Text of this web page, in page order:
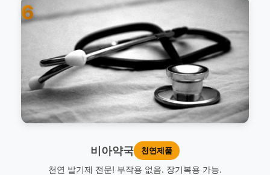
6
비아약국 천연제품
천연 발기제 전문! 부작용 없음. 장기복용 가능.